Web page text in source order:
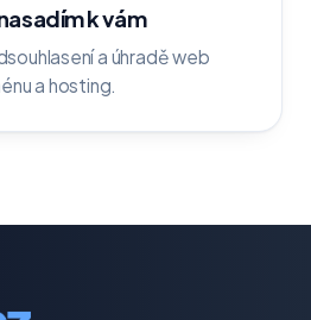
k vám
a úhradě web
a hosting.